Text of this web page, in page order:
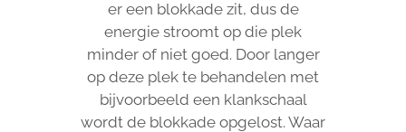
er een blokkade zit, dus de
energie stroomt op die plek
minder of niet goed. Door langer
op deze plek te behandelen met
bijvoorbeeld een klankschaal
wordt de blokkade opgelost. Waar